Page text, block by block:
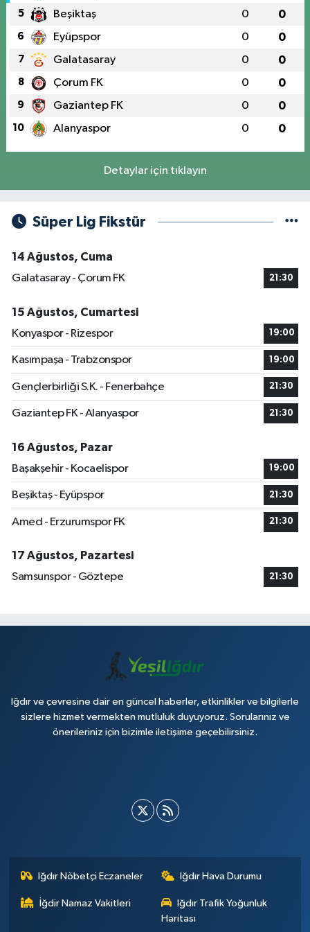
5 Beşiktaş 0 0
6 Eyüpspor 0 0
7 Galatasaray 0 0
8 Çorum FK 0 0
9 Gaziantep FK 0 0
10 Alanyaspor 0 0
Detaylar için tıklayın
Süper Lig Fikstür
14 Ağustos, Cuma
Galatasaray - Çorum FK
21:30
15 Ağustos, Cumartesi
Konyaspor - Rizespor
19:00
Kasımpaşa - Trabzonspor 19:00
Gençlerbirliği S.K. - Fenerbahçe 21:30
Gaziantep FK - Alanyaspor 21:30
16 Ağustos, Pazar
Başakşehir - Kocaelispor
19:00
Beşiktaş - Eyüpspor 21:30
Amed - Erzurumspor FK 21:30
17 Ağustos, Pazartesi
Samsunspor - Göztepe
21:30
Iğdır ve çevresine dair en güncel haberler, etkinlikler ve bilgilerle
sizlere hizmet vermekten mutluluk duyuyoruz. Sorularınız ve
önerileriniz için bizimle iletişime geçebilirsiniz.
Iğdır Nöbetçi Eczaneler Iğdır Hava Durumu
İğdir Namaz Vakitleri
Iğdır Trafik Yoğunluk
Haritası